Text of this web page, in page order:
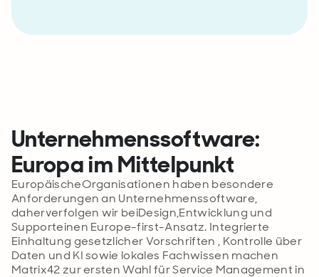
Unternehmenssoftware:
Europa im Mittelpunkt
EuropäischeOrganisationen haben besondere
Anforderungenan Unternehmenssoftware,
daherverfolgen wir beiDesign,Entwicklung und
Supporteinen Europe-first-Ansatz. Integrierte
Einhaltung gesetzlicher Vorschriften , Kontrolle über
Daten und KIsowie lokales Fachwissen machen
Matrix42zur ersten Wahl für Service Management in